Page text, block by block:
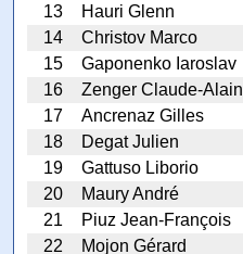
13
Hauri Glenn
14
Christov Marco
15
Gaponenko Iaroslav
16
Zenger Claude-Alain
17
Ancrenaz Gilles
18
Degat Julien
19
Gattuso Liborio
20
Maury André
21
Piuz Jean-François
22
Mojon Gérard